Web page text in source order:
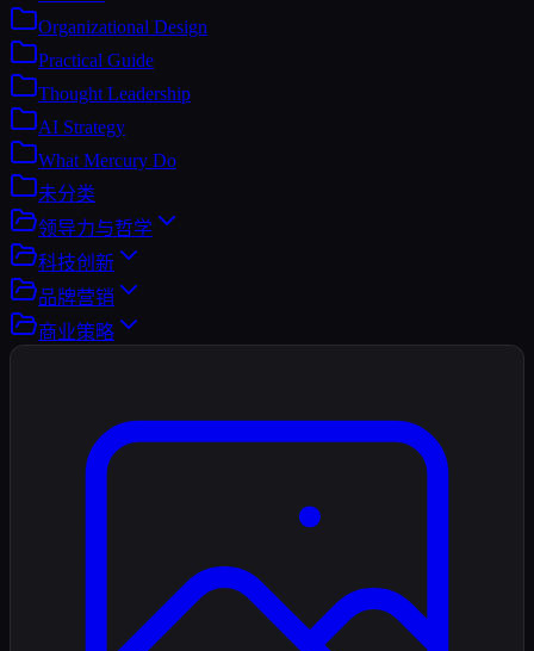
Organizational Design
Practical Guide
Thought Leadership
AI Strategy
What Mercury Do
未分类
领导力与哲学
科技创新
品牌营销
商业策略